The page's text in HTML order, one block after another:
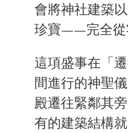
會將神社建築
珍寶——完全從
這項盛事在「
間進行的神聖
殿遷往緊鄰其
有的建築結構就